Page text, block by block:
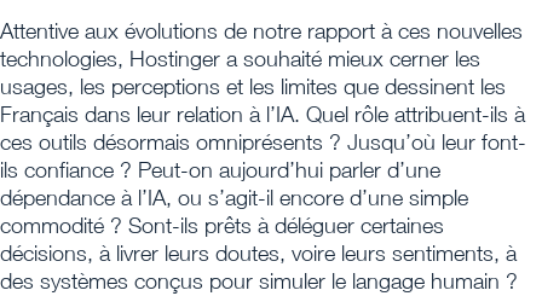
Attentive aux évolutions de notre rapport à ces nouvelles
technologies, Hostinger a souhaité mieux cerner les
usages, les perceptions et les limites que dessinent les
Français dans leur relation à l’IA. Quel rôle attribuent-ils à
ces outils désormais omniprésents ? Jusqu’où leur font-
ils confiance ? Peut-on aujourd’hui parler d’une
dépendance à l’IA, ou s’agit-il encore d’une simple
commodité ? Sont-ils prêts à déléguer certaines
décisions, à livrer leurs doutes, voire leurs sentiments, à
des systèmes conçus pour simuler le langage humain ?